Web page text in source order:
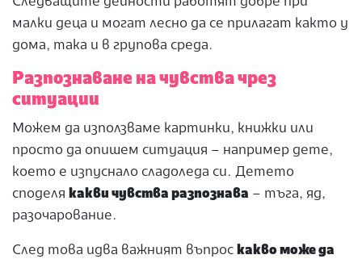
малки деца и могат лесно да се прилагат както у
дома, така и в групова среда.
Разпознаване на чувства чрез
ситуации
Можем да използваме картинки, книжки или
просто да опишем ситуация – например дете,
което е изпуснало сладоледа си. Детето
споделя какви чувства разпознава – тъга, яд,
разочарование.
След това идва важният въпрос какво може да